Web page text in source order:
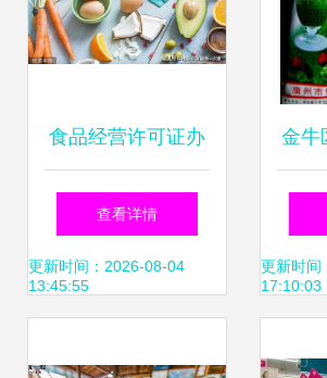
食品经营许可证办
理需具备的核心条
件详解
查看详情
更新时间：2026-08-04
13:45:55
金牛
加
与专
更新时间
17:10:03